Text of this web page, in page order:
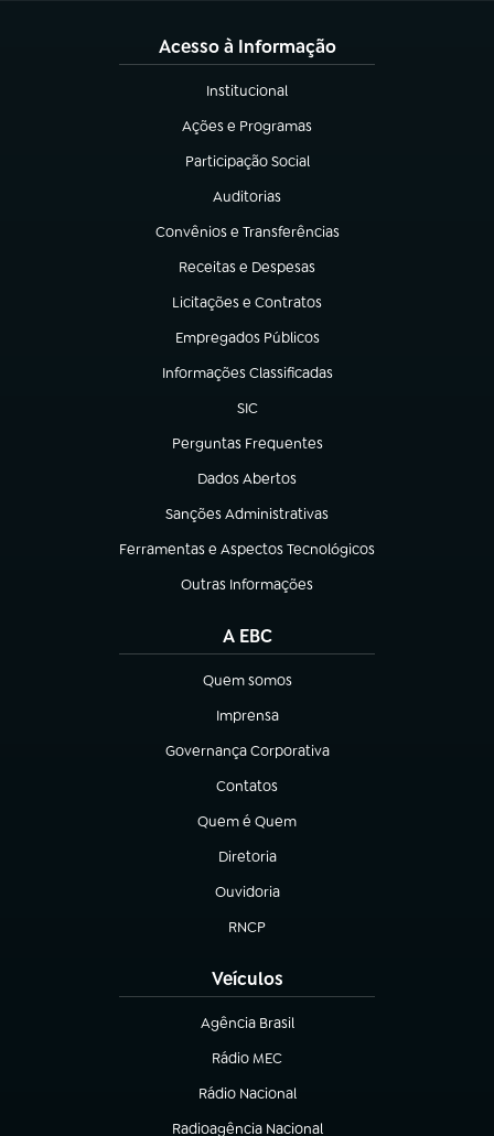
Acesso à Informação
Institucional
(abre em nova aba)
Ações e Programas
(abre em nova aba)
Participação Social
(abre em nova aba)
Auditorias
(abre em nova aba)
Convênios e Transferências
(abre em nova aba)
Receitas e Despesas
(abre em nova aba)
Licitações e Contratos
(abre em nova aba)
Empregados Públicos
(abre em nova aba)
Informações Classificadas
(abre em nova aba)
SIC
(abre em nova aba)
Perguntas Frequentes
(abre em nova aba)
Dados Abertos
(abre em nova aba)
Sanções Administrativas
(abre em nova aba)
Ferramentas e Aspectos Tecnológicos
(abre em nova aba)
Outras Informações
(abre em nova aba)
A EBC
Quem somos
(abre em nova aba)
Imprensa
(abre em nova aba)
Governança Corporativa
(abre em nova aba)
Contatos
(abre em nova aba)
Quem é Quem
(abre em nova aba)
Diretoria
(abre em nova aba)
Ouvidoria
(abre em nova aba)
RNCP
(abre em nova aba)
Veículos
Agência Brasil
(abre em nova aba)
Rádio MEC
(abre em nova aba)
Rádio Nacional
Radioagência Nacional